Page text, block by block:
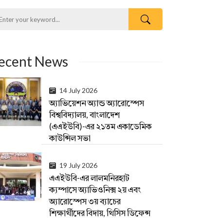
News
14 July 2026
অ্যাভিয়েশন অ্যান্ড অ্যারোস্পেস
বিশ্ববিদ্যালয়, বাংলাদেশ
(এএইউবি)-এর ২১তম একাডেমিক
কাউন্সিল সভা
19 July 2026
এএইউবি-এর লালমনিরহাট
ক্যম্পাসে অ্যাভিওনিক্স ২য় এবং
অ্যারোস্পেস ৩য় ব্যাচের
শিক্ষার্থীদের বিদায়, থিসিস ডিফেন্স